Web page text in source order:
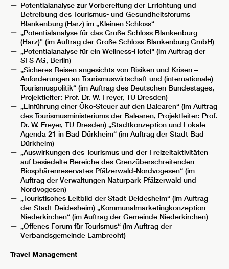
Potentialanalyse zur Vorbereitung der Errichtung und
Betreibung des Tourismus- und Gesundheitsforums
Blankenburg (Harz) im „Kleinen Schloss“
„Potentialanalyse für das Große Schloss Blankenburg
(Harz)" (im Auftrag der Große Schloss Blankenburg GmbH)
„Potentialanalyse für ein Wellness-Hotel" (im Auftrag der
SFS AG, Berlin)
„Sicheres Reisen angesichts von Risiken und Krisen –
Anforderungen an Tourismuswirtschaft und (internationale)
Tourismuspolitik“ (im Auftrag des Deutschen Bundestages,
Projektleiter: Prof. Dr. W. Freyer, TU Dresden)
„Einführung einer Öko-Steuer auf den Balearen“ (im Auftrag
des Tourismusministeriums der Balearen, Projektleiter: Prof.
Dr. W. Freyer, TU Dresden) „Stadtkonzeption und Lokale
Agenda 21 in Bad Dürkheim“ (im Auftrag der Stadt Bad
Dürkheim)
„Auswirkungen des Tourismus und der Freizeitaktivitäten
auf besiedelte Bereiche des Grenzüberschreitenden
Biosphärenreservates Pfälzerwald-Nordvogesen“ (im
Auftrag der Verwaltungen Naturpark Pfälzerwald und
Nordvogesen)
„Touristisches Leitbild der Stadt Deidesheim“ (im Auftrag
der Stadt Deidesheim) „Kommunalmarketingkonzeption
Niederkirchen“ (im Auftrag der Gemeinde Niederkirchen)
„Offenes Forum für Tourismus“ (im Auftrag der
Verbandsgemeinde Lambrecht)
Travel Management